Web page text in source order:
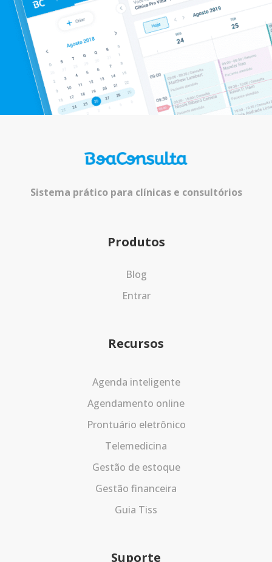
Sistema prático para clínicas e consultórios
Produtos
Blog
Entrar
Recursos
Agenda inteligente
Agendamento online
Prontuário eletrônico
Telemedicina
Gestão de estoque
Gestão financeira
Guia Tiss
Suporte